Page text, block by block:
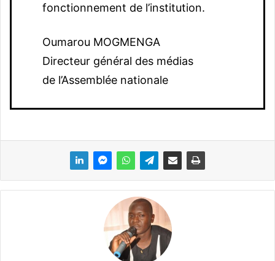
fonctionnement de l’institution.
Oumarou MOGMENGA
Directeur général des médias
de l’Assemblée nationale